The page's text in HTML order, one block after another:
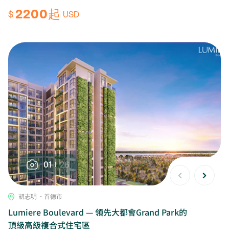
$2200起 USD
01 26
胡志明 ・首德市
Lumiere Boulevard — 領先大都會Grand Park的
頂級高級複合式住宅區